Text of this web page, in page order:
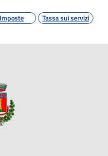
Imposte Tassa sui servizi